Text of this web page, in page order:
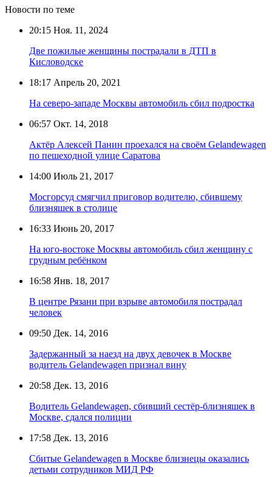
Новости по теме
20:15 Ноя. 11, 2024
Две пожилые женщины пострадали в ДТП в
Кисловодске
18:17 Апрель 20, 2021
На северо-западе Москвы автомобиль сбил подростка
06:57 Окт. 14, 2018
Актёр Алексей Панин проехался на своём Gelandewagen
по пешеходной улице Саратова
14:00 Июль 21, 2017
Мосгорсуд смягчил приговор водителю, сбившему
близняшек в столице
16:33 Июнь 20, 2017
На юго-востоке Москвы автомобиль сбил женщину с
грудным ребёнком
16:58 Янв. 18, 2017
В центре Рязани при взрыве автомобиля пострадал
человек
09:50 Дек. 14, 2016
Задержанный за наезд на двух девочек в Москве
водитель Gelandewagen признал вину
20:58 Дек. 13, 2016
Водитель Gelandewagen, сбивший сестёр-близняшек в
Москве, сдался полиции
17:58 Дек. 13, 2016
Сбитые Gelandewagen в Москве близнецы оказались
детьми сотрудников МИД РФ